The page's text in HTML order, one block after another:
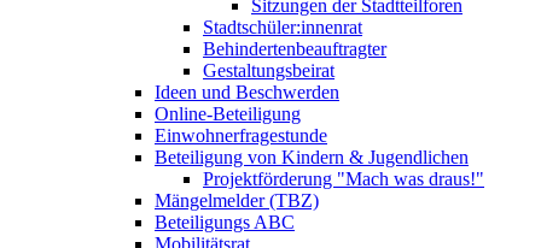
Sitzungen der Stadtteilforen
Stadtschüler:innenrat
Behindertenbeauftragter
Gestaltungsbeirat
Ideen und Beschwerden
Online-Beteiligung
Einwohnerfragestunde
Beteiligung von Kindern & Jugendlichen
Projektförderung "Mach was draus!"
Mängelmelder (TBZ)
Beteiligungs ABC
Mobilitätsrat